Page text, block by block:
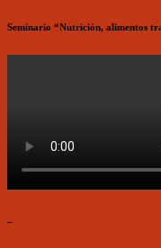
Seminario “Nutrición, alimentos
–